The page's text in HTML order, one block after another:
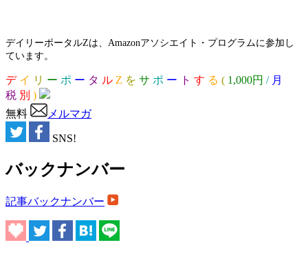
デイリーポータルZは、Amazonアソシエイト・プログラムに参加し
ています。
デ イ リ ー ポ ー タ ル Z を サ ポ ー ト す る ( 1,000円 / 月
税 別 )
無料
メルマガ
SNS!
バックナンバー
記事バックナンバー